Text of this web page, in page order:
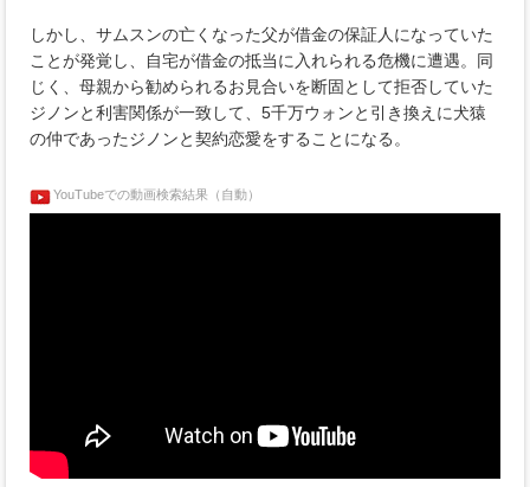
しかし、サムスンの亡くなった父が借金の保証人になっていた
ことが発覚し、自宅が借金の抵当に入れられる危機に遭遇。同
じく、母親から勧められるお見合いを断固として拒否していた
ジノンと利害関係が一致して、5千万ウォンと引き換えに犬猿
の仲であったジノンと契約恋愛をすることになる。
YouTubeでの動画検索結果（自動）